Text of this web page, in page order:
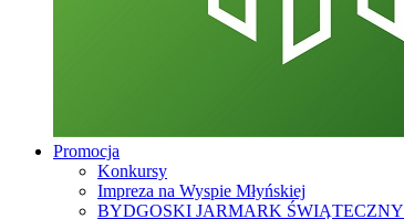
Promocja
Konkursy
Impreza na Wyspie Młyńskiej
BYDGOSKI JARMARK ŚWIĄTECZNY